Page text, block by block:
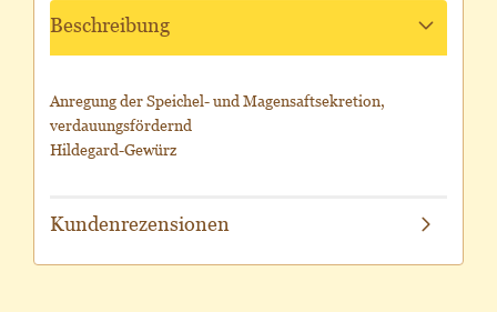
Beschreibung
Anregung der Speichel- und Magensaftsekretion,
verdauungsfördernd
Hildegard-Gewürz
Kundenrezensionen